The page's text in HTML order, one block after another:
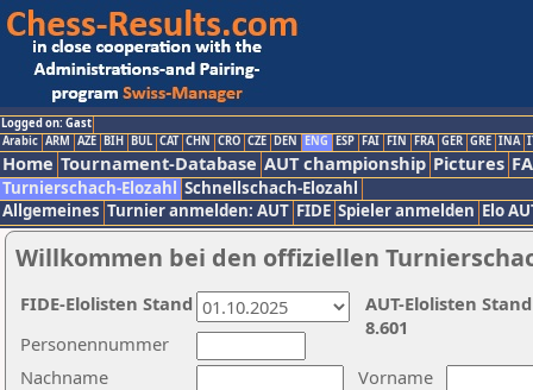
Logged on: Gast
Arabic ARM AZE BIH BUL CAT CHN CRO CZE DEN ENG ESP FAI FIN FRA GER GRE INA
Home Tournament-Database AUT championship Pictures
Turnierschach-Elozahl Schnellschach-Elozahl
Allgemeines Turnier anmelden: AUT FIDE Spieler anmelden Elo
Willkommen bei den offiziellen
Nachname
Vorname
Personennummer
AUT-Elolisten
8.601
FIDE-Elolisten Stand